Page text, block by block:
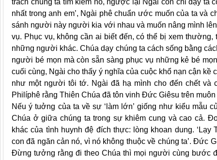
trách chúng ta tìm kiếm nó, ngược lại Ngài còn chỉ dạy ta
nhất trong anh em’, Ngài phê chuẩn ước muốn của ta và
sánh người này người kia với nhau và muốn nâng mình
vụ. Phục vụ, không cần ai biết đến, có thể bị xem
những người khác. Chúa dạy chúng ta cách sống bằng
người bé mọn mà còn sẵn sàng phục vụ những kẻ bé
cuối cùng, Ngài cho thấy ý nghĩa của cuộc khổ nạn cận
như một người tôi tớ. Ngài đã hạ mình cho đến chết và
Philíphê rằng Thiên Chúa đã tôn vinh Đức Giêsu trên
Nếu ý tuởng của ta về sự ‘làm lớn’ giống như kiểu mẫu
Chúa ở giữa chúng ta trong sự khiêm cung và cao cả.
khác của tình huynh đệ đích thực: lòng khoan dung.
con đã ngăn cản nó, vì nó không thuộc về chúng ta’. Đức
Đừng tưởng rằng đi theo Chúa thì mọi người cùng bước